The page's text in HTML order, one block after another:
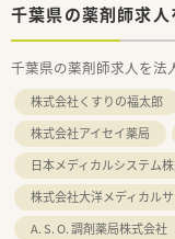
千葉県の薬剤師求
千葉県の薬剤師求人を法
株式会社くすりの福太郎
株式会社アイセイ薬局
日本メディカルシステム
株式会社大洋メディカル
A. S. O. 調剤薬局株式会社